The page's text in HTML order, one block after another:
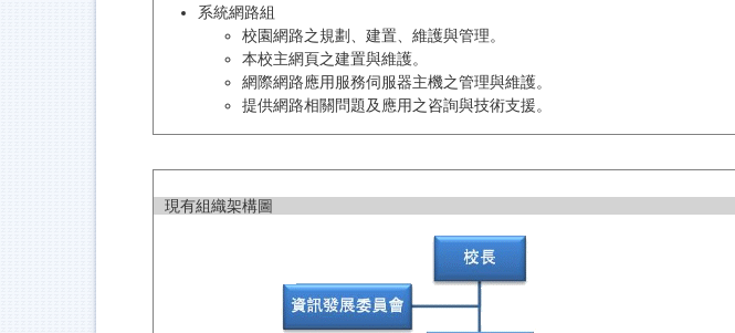
系統網路組
校園網路之規劃、建置、維護與管理。
本校主網頁之建置與維護。
網際網路應用服務伺服器主機之管理與維護。
提供網路相關問題及應用之咨詢與技術支援。
現有組織架構圖